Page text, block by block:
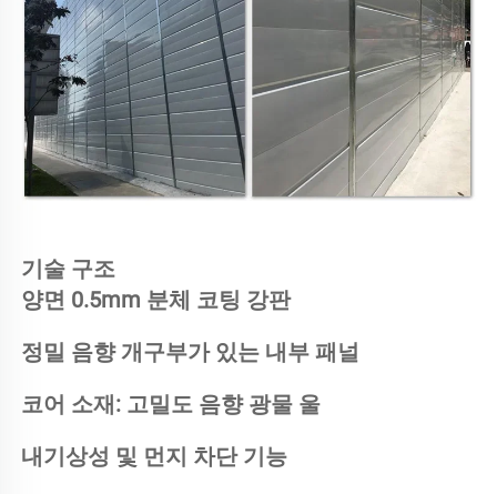
기술 구조
양면 0.5mm 분체 코팅 강판
정밀 음향 개구부가 있는 내부 패널
코어 소재: 고밀도 음향 광물 울
내기상성 및 먼지 차단 기능